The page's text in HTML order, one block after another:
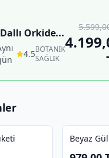
Orkide...
4.5BOTANIK
SAĞLIK
Beyaz